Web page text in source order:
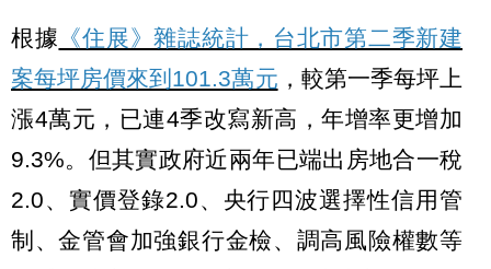
根據 《住展》雜誌統計，台北市第二季新建
案每坪房價來到101.3萬元 ，較第一季每坪上
漲4萬元，已連4季改寫新高，年增率更增加
9.3%。但其實政府近兩年已端出房地合一稅
2.0、實價登錄2.0、央行四波選擇性信用管
制、金管會加強銀行金檢、調高風險權數等